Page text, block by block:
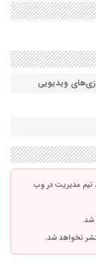
ویدیویی
تیم مدیریت در وب
شد.
نخواهد شد.